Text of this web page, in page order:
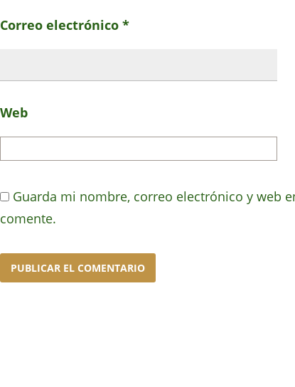
Correo electrónico *
Web
Guarda mi nombre, correo electrónico y web
comente.